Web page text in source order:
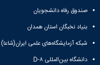
صندوق رفاه دانشجویان
بنیاد نخبگان استان همدان
شبکه آزمایشگاه‌های علمی ایران(شاعا)
دانشگاه بین‌المللی D-۸